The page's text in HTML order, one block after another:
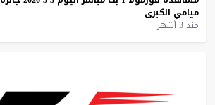
ميامي الكبرى
منذ 3 أشهر